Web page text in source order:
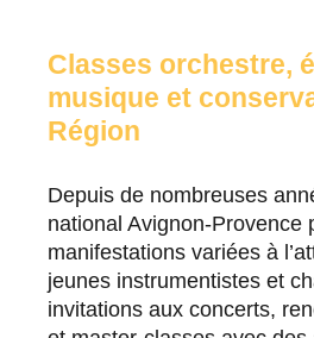
Classes orchestre,
musique et
Région
Depuis de nombreuses
national Avignon-Provence
manifestations variées à
jeunes instrumentistes et
invitations aux concerts,